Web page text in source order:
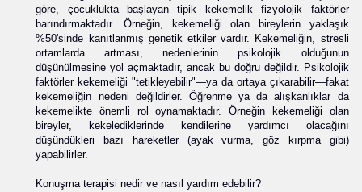
göre, çocuklukta başlayan tipik kekemelik fizyolojik faktörler
barındırmaktadır. Örneğin, kekemeliği olan bireylerin yaklaşık
%50'sinde kanıtlanmış genetik etkiler vardır. Kekemeliğin, stresli
ortamlarda artması, nedenlerinin psikolojik olduğunun
düşünülmesine yol açmaktadır, ancak bu doğru değildir. Psikolojik
faktörler kekemeliği "tetikleyebilir"—ya da ortaya çıkarabilir—fakat
kekemeliğin nedeni değildirler. Öğrenme ya da alışkanlıklar da
kekemelikte önemli rol oynamaktadır. Örneğin kekemeliği olan
bireyler, kekelediklerinde kendilerine yardımcı olacağını
düşündükleri bazı hareketler (ayak vurma, göz kırpma gibi)
yapabilirler.
Konuşma terapisi nedir ve nasıl yardım edebilir?